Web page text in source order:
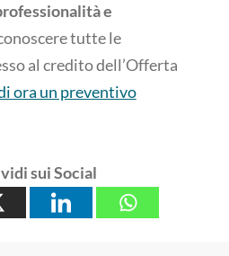
e
tutte le
al credito dell’Offerta
ora un preventivo
sui Social